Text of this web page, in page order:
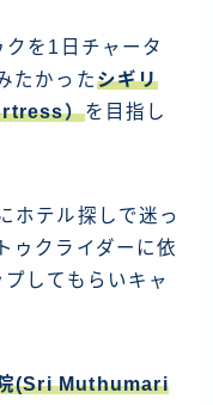
を1日チャータ
たかったシギリ
）を目指し
ホテル探しで迷っ
ゥクライダーに依
してもらいキャ
(Sri Muthumari